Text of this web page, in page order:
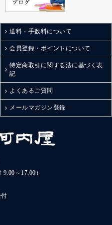
送料・手数料について
会員登録・ポイントについて
特定商取引に関する法に基づく表
記
よくあるご質問
メールマガジン登録
～17:00）